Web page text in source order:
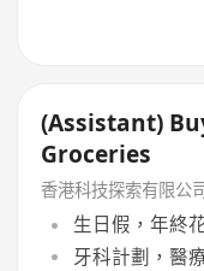
(Assistant)
Groceries
香港科技探索有限公
生日假，年終
牙科計劃，醫